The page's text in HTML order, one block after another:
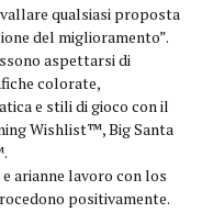
qualsiasi proposta
del miglioramento”.
aspettarsi di
colorate,
e stili di gioco con il
Wishlist™, Big Santa
arianne lavoro con los
positivamente.